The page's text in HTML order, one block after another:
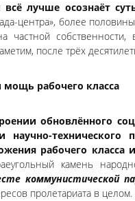
всё лучше осознаёт
центра», более
частной
после трёх
рабочего класса
обновлённого
технического
рабочего класса
камень
коммунистической
пролетариата в целом.